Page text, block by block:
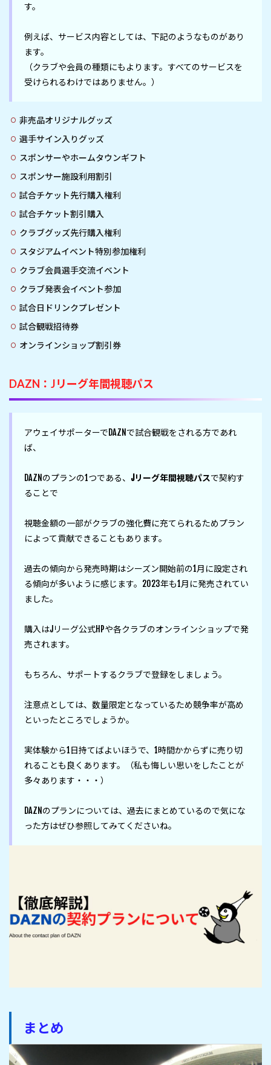
す。
例えば、サービス内容としては、下記のようなものがあり
ます。
（クラブや会員の種類にもよります。すべてのサービスを
非売品オリジナルグッズ
選手サイン入りグッズ
スポンサーやホームタウンギフト
スポンサー施設利用割引
試合チケット先行購入権利
試合チケット割引購入
クラブグッズ先行購入権利
スタジアムイベント特別参加権利
クラブ会員選手交流イベント
クラブ発表会イベント参加
試合日ドリンクプレゼント
試合観戦招待券
オンラインショップ割引券
DAZN：Jリーグ年間視聴パス
アウェイサポーターでDAZNで試合観戦をされる方であれ
ば、
DAZNのプランの1つである、 Jリーグ年間視聴パスで契約す
ることで
視聴金額の一部がクラブの強化費に充てられるためプラン
によって貢献できることもあります。
過去の傾向から発売時期はシーズン開始前の1月に設定され
る傾向が多いように感じます。2023年も1月に発売されてい
ました。
購入はJリーグ公式HPや各クラブのオンラインショップで発
売されます。
もちろん、サポートするクラブで登録をしましょう。
注意点としては、数量限定となっているため競争率が高め
といったところでしょうか。
実体験から1日持てばよいほうで、1時間かからずに売り切
れることも良くあります。（私も悔しい思いをしたことが
多々あります・・・）
DAZNのプランについては、過去にまとめているので気にな
まとめ